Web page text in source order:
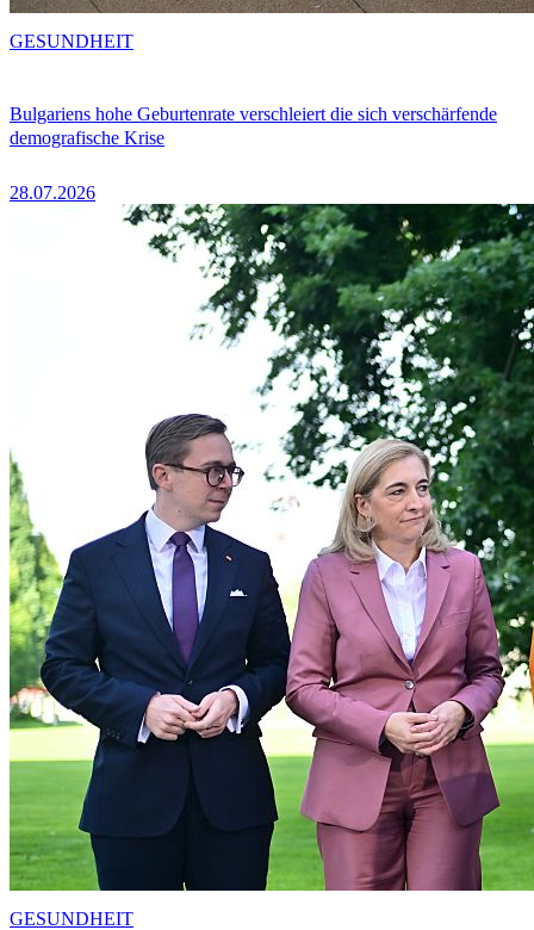
Bulgariens hohe Geburtenrate verschleiert die sich verschärfende
demografische Krise
28.07.2026
GESUNDHEIT
GESUNDHEIT